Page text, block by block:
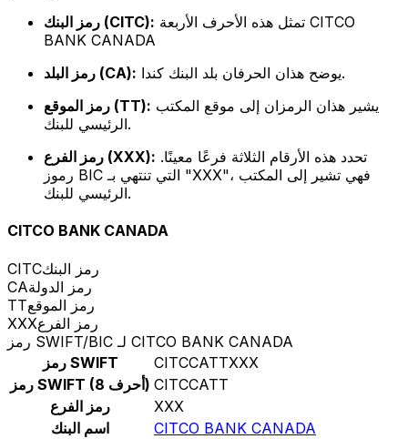
رمز البنك (CITC):
BANK CANADA
رمز البلد (CA):
يوضح هذان الحرفان بلد البنك كندا.
رمز الموقع (TT):
الرئيسي للبنك.
رمز الفرع (XXX):
رموز BIC التي تنتهي بـ "XXX"، فهي تشير إلى المكتب
الرئيسي للبنك.
CITCO BANK CANADA
CITCرمز البنك
CAرمز الدولة
TTرمز الموقع
XXXرمز الفرع
رمز SWIFT/BIC لـ CITCO BANK CANADA
رمز SWIFT
CITCCATTXXX
رمز SWIFT (8 أحرف) CITCCATT
رمز الفرع
XXX
اسم البنك
CITCO BANK CANADA